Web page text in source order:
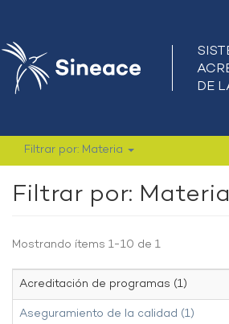
Filtrar por: Materia
Filtrar por: Materia
Mostrando ítems 1-10 de 1
Acreditación de programas (1)
Aseguramiento de la calidad (1)